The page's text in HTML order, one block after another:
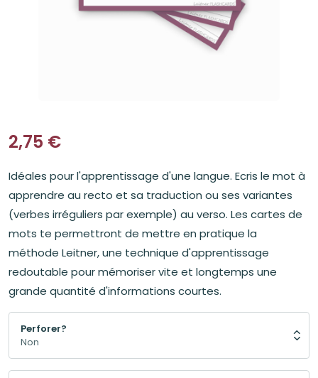
2,75 €
Idéales pour l'apprentissage d'une langue. Ecris le mot à
apprendre au recto et sa traduction ou ses variantes
(verbes irréguliers par exemple) au verso. Les cartes de
mots te permettront de mettre en pratique la
méthode Leitner, une technique d'apprentissage
redoutable pour mémoriser vite et longtemps une
grande quantité d'informations courtes.
Perforer?